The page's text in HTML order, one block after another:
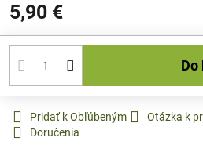
5,90 €
Pridať k Obľúbeným Otázka k
Doručenia